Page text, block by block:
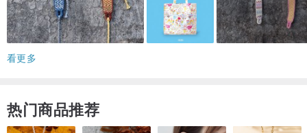
看更多
热门商品推荐